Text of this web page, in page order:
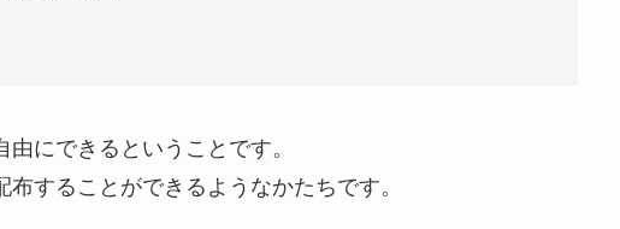
にできるということです。
することができるようなかたちです。